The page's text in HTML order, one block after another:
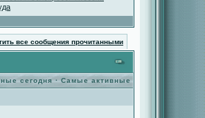
все сообщения прочитанными
сегодня · Самые активные